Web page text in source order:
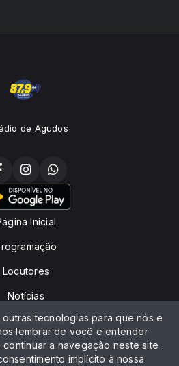
de Agudos
Inicial
Locutores
Notícias
sua música
Contato
tecnologias para que nós e
lembrar de você e entender
a navegação neste site
implícito à nossa